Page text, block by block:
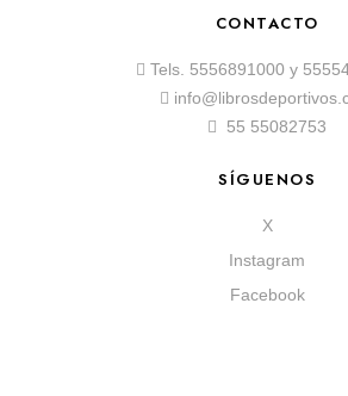
CONTACTO
Tels. 5556891000 y
55 55082753
SÍGUENOS
X
Instagram
Facebook